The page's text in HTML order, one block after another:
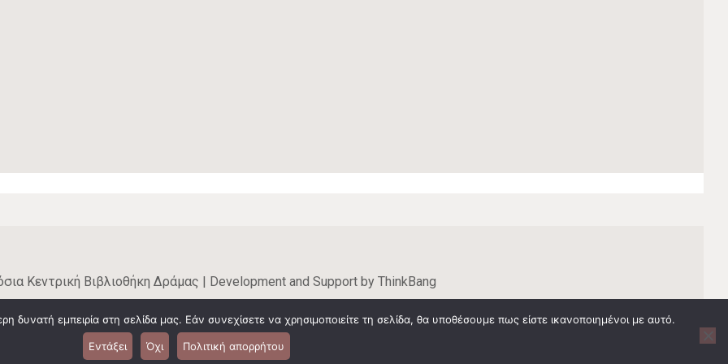
Κεντρική Βιβλιοθήκη Δράμας | Development and Support by ThinkBang
διατίθεται με άδειαCreative Commons CC BY 4.0, εκτός αν αναφέρεται διαφορετικά.
εμπειρία στη σελίδα μας. Εάν συνεχίσετε να χρησιμοποιείτε τη σελίδα, θα υποθέσουμε πως είστε ικανοποιημένοι με αυτό.
Εντάξει Όχι Πολιτική απορρήτου